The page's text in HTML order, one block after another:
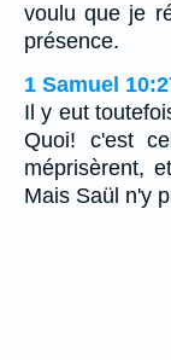
voulu que je
présence.
1 Samuel
Il y eut
Quoi! c'est
méprisèrent,
Mais Saül n'y